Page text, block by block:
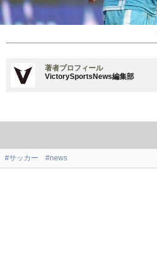
著者プロフィール
VictorySportsNews編集部
#サッカー #news